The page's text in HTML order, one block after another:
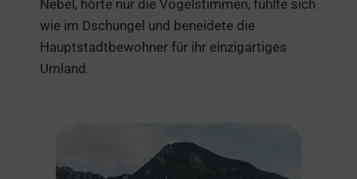
Nebel, hörte nur die Vogelstimmen, fühlte sich
wie im Dschungel und beneidete die
Hauptstadtbewohner für ihr einzigartiges
Umland.